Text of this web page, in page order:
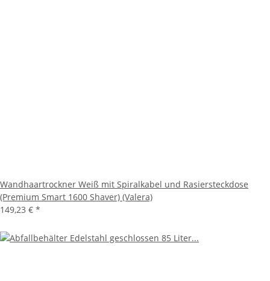
Wandhaartrockner Weiß mit Spiralkabel und Rasiersteckdose
(Premium Smart 1600 Shaver) (Valera)
149,23 € *